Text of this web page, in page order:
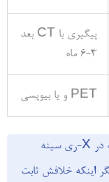
پیگیری با CT بعد
3-6 ماه
PET و یا بیوپسی
نکته: در بیماران بالای 40 سال، هر ندول ریوی که در X-ری سینه
این­که خلافش ثابت